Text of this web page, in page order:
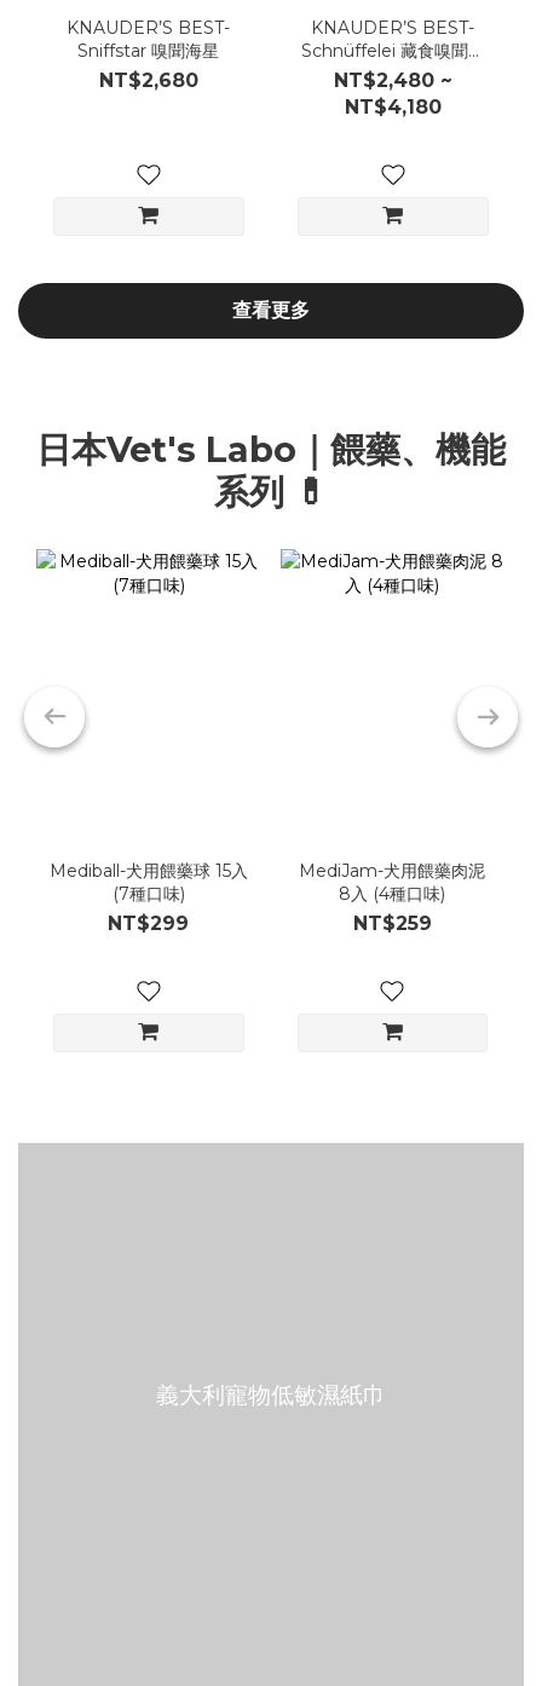
KNAUDER’S BEST-
Sniffstar 嗅聞海星
NT$2,680
KNAUDER’S BEST-
Schnüffelei 藏食嗅聞寶
貝蛋
NT$2,480 ~
NT$4,180
查看更多
日本Vet's Labo｜餵藥、機能
系列 💊
Mediball-犬用餵藥球 15入
(7種口味)
NT$299
MediJam-犬用餵藥肉泥
8入 (4種口味)
NT$259
義大利寵物低敏濕紙巾